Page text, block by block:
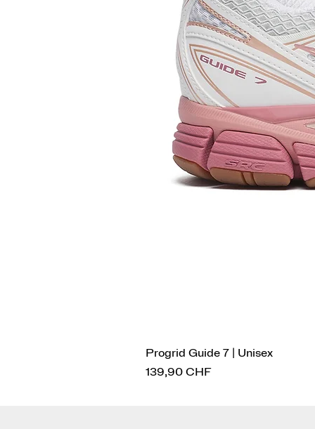
Progrid Guide 7 | Unisex
Prix
139,90 CHF